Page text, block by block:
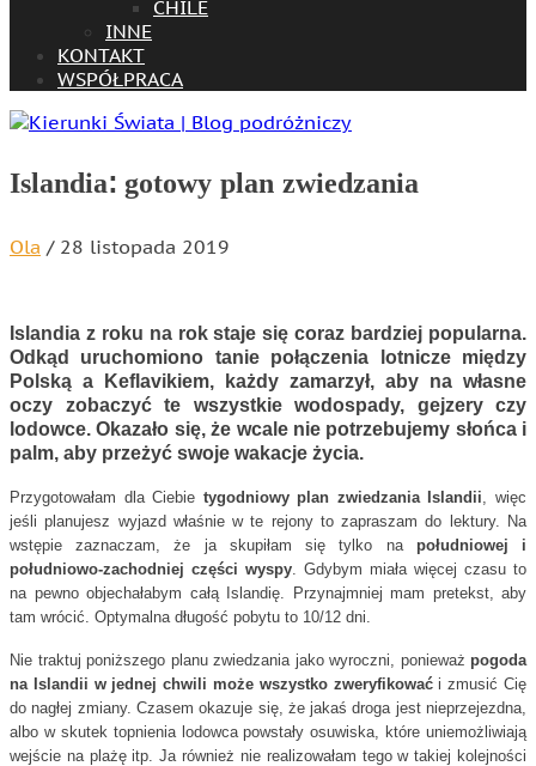
CHILE
INNE
KONTAKT
WSPÓŁPRACA
Islandia: gotowy plan zwiedzania
Ola / 28 listopada 2019
Islandia z roku na rok staje się coraz bardziej popularna.
Odkąd uruchomiono tanie połączenia lotnicze między
Polską a Keflavikiem, każdy zamarzył, aby na własne
oczy zobaczyć te wszystkie wodospady, gejzery czy
lodowce. Okazało się, że wcale nie potrzebujemy słońca i
palm, aby przeżyć swoje wakacje życia.
Przygotowałam dla Ciebie tygodniowy plan zwiedzania Islandii , więc
jeśli planujesz wyjazd właśnie w te rejony to zapraszam do lektury. Na
wstępie zaznaczam, że ja skupiłam się tylko na południowej i
południowo-zachodniej części wyspy . Gdybym miała więcej czasu to
na pewno objechałabym całą Islandię. Przynajmniej mam pretekst, aby
tam wrócić. Optymalna długość pobytu to 10/12 dni.
Nie traktuj poniższego planu zwiedzania jako wyroczni, ponieważ pogoda
na Islandii w jednej chwili może wszystko zweryfikowaći zmusić Cię
do nagłej zmiany. Czasem okazuje się, że jakaś droga jest nieprzejezdna,
albo w skutek topnienia lodowca powstały osuwiska, które uniemożliwiają
wejście na plażę itp. Ja również nie realizowałam tego w takiej kolejności